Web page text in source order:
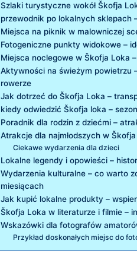
Szlaki turystyczne wokół Škofja
przewodnik po ⁢lokalnych sklepach
Miejsca na piknik ​w malowniczej
Fotogeniczne punkty widokowe –
Miejsca noclegowe w Škofja Loka
Aktywności na świeżym powietrzu
rowerze
Jak dotrzeć ⁤do Škofja Loka –
kiedy odwiedzić‌ Škofja loka –
Poradnik dla rodzin z dziećmi –
Atrakcje dla najmłodszych w
Ciekawe wydarzenia ⁣dla dzieci
Lokalne legendy i ​opowieści –
Wydarzenia ​kulturalne ‍– co warto
miesiącach
Jak kupić lokalne produkty –
Škofja Loka‍ w literaturze ⁣i‌ filmie‌ –
Wskazówki dla​ fotografów
Przykład doskonałych miejsc do